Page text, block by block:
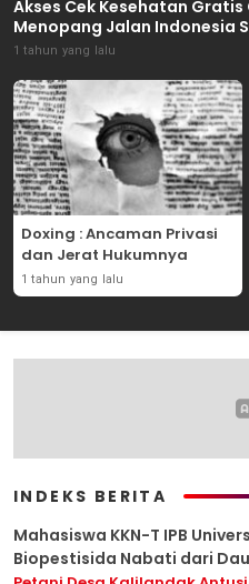
Akses Cek Kesehatan
Menopang Jalan Indonesia
1 tahun yang lalu
Doxing : Ancaman Privasi
dan Jerat Hukumnya
1 tahun yang lalu
INDEKS BERITA
Mahasiswa KKN-T IPB
Biopestisida Nabati dari